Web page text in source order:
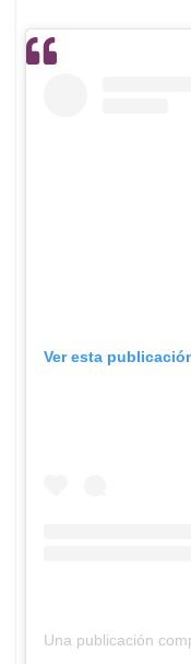
Ver esta
Una publicación